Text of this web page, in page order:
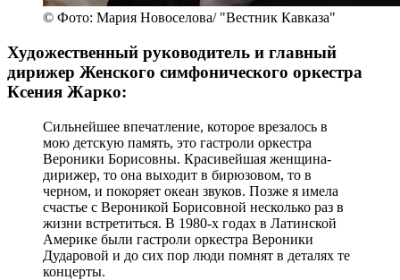
© Фото: Мария Новоселова/ "Вестник Кавказа"
Художественный руководитель и главный
дирижер Женского симфонического оркестра
Ксения Жарко:
Сильнейшее впечатление, которое врезалось в
мою детскую память, это гастроли оркестра
Вероники Борисовны. Красивейшая женщина-
дирижер, то она выходит в бирюзовом, то в
черном, и покоряет океан звуков. Позже я имела
счастье с Вероникой Борисовной несколько раз в
жизни встретиться. В 1980-х годах в Латинской
Америке были гастроли оркестра Вероники
Дударовой и до сих пор люди помнят в деталях те
концерты.